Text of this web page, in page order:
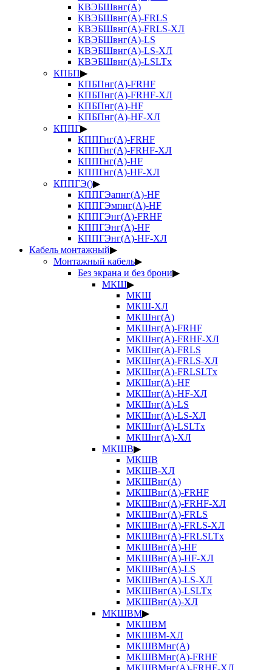
КВЭБШвнг(А)
КВЭБШвнг(А)-FRLS
КВЭБШвнг(А)-FRLS-ХЛ
КВЭБШвнг(А)-LS
КВЭБШвнг(А)-LS-ХЛ
КВЭБШвнг(А)-LSLTx
КПБП▶
КПБПнг(А)-FRHF
КПБПнг(А)-FRHF-ХЛ
КПБПнг(А)-HF
КПБПнг(А)-HF-ХЛ
КППГ▶
КППГнг(А)-FRHF
КППГнг(А)-FRHF-ХЛ
КППГнг(А)-HF
КППГнг(А)-HF-ХЛ
КППГЭ()▶
КППГЭапнг(А)-HF
КППГЭмпнг(А)-HF
КППГЭнг(А)-FRHF
КППГЭнг(А)-HF
КППГЭнг(А)-HF-ХЛ
Кабель монтажный▶
Монтажный кабель▶
Без экрана и без брони▶
МКШ▶
МКШ
МКШ-ХЛ
МКШнг(А)
МКШнг(А)-FRHF
МКШнг(А)-FRHF-ХЛ
МКШнг(А)-FRLS
МКШнг(А)-FRLS-ХЛ
МКШнг(А)-FRLSLTx
МКШнг(А)-HF
МКШнг(А)-HF-ХЛ
МКШнг(А)-LS
МКШнг(А)-LS-ХЛ
МКШнг(А)-LSLTx
МКШнг(А)-ХЛ
МКШВ▶
МКШВ
МКШВ-ХЛ
МКШВнг(А)
МКШВнг(А)-FRHF
МКШВнг(А)-FRHF-ХЛ
МКШВнг(А)-FRLS
МКШВнг(А)-FRLS-ХЛ
МКШВнг(А)-FRLSLTx
МКШВнг(А)-HF
МКШВнг(А)-HF-ХЛ
МКШВнг(А)-LS
МКШВнг(А)-LS-ХЛ
МКШВнг(А)-LSLTx
МКШВнг(А)-ХЛ
МКШВМ▶
МКШВМ
МКШВМ-ХЛ
МКШВМнг(А)
МКШВМнг(А)-FRHF
МКШВМнг(А)-FRHF-ХЛ